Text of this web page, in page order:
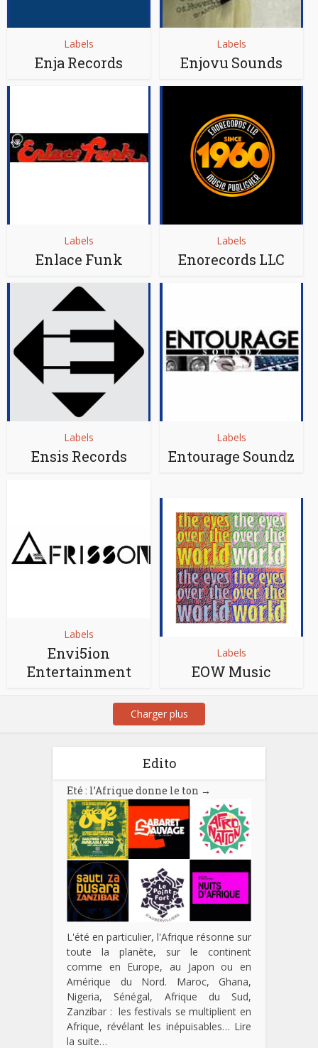
Labels
Enja Records
Labels
Enjovu Sounds
Labels
Enlace Funk
Labels
Enorecords LLC
Labels
Ensis Records
Labels
Entourage Soundz
Labels
Envi5ion
Entertainment
Labels
EOW Music
Charger plus
Edito
Eté : l’Afrique donne le ton →
L'été en particulier, l'Afrique résonne sur
toute la planète, sur le continent
comme en Europe, au Japon ou en
Amérique du Nord. Maroc, Ghana,
Nigeria, Sénégal, Afrique du Sud,
Zanzibar : les festivals se multiplient en
Afrique, révélant les inépuisables… Lire
la suite…